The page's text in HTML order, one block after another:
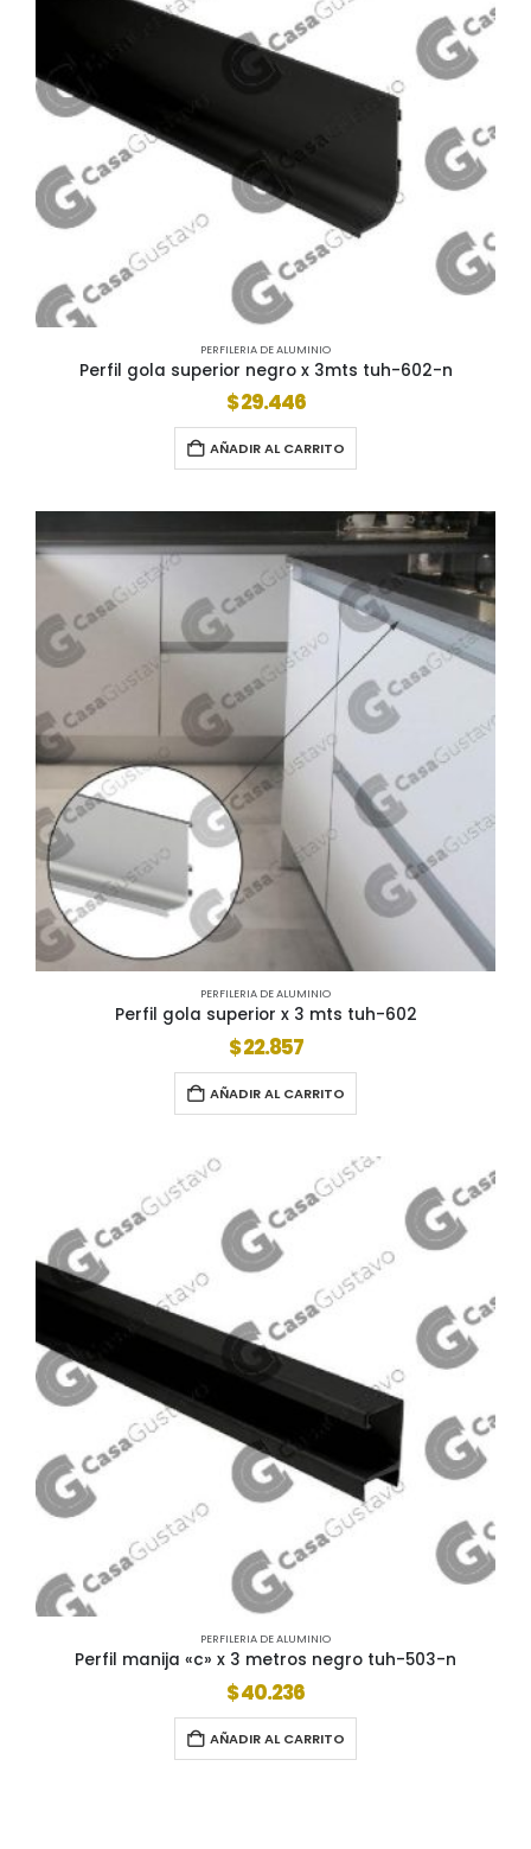
PERFILERIA DE ALUMINIO
Perfil gola superior negro x 3mts tuh-602-n
$29.446
AÑADIR AL CARRITO
PERFILERIA DE ALUMINIO
Perfil gola superior x 3 mts tuh-602
$22.857
AÑADIR AL CARRITO
PERFILERIA DE ALUMINIO
Perfil manija «c» x 3 metros negro tuh-503-n
$40.236
AÑADIR AL CARRITO